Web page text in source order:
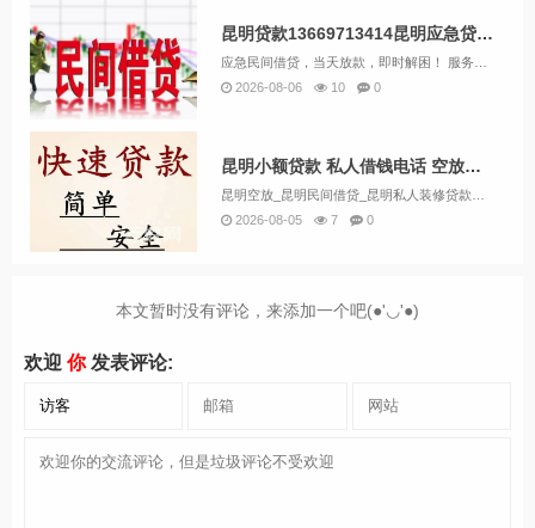
昆明贷款13669713414昆明应急贷 不看征信免担保快速借钱
2026-08-06
10 0
昆明小额贷款 私人借钱电话 空放急用钱 快速放款24小时上门放款
2026-08-05
7 0
本文暂时没有评论，来添加一个吧(●'◡'●)
欢迎 你发表评论: